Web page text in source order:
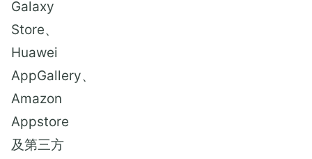
Galaxy
Store、
Huawei
AppGallery、
Amazon
Appstore
及第三方